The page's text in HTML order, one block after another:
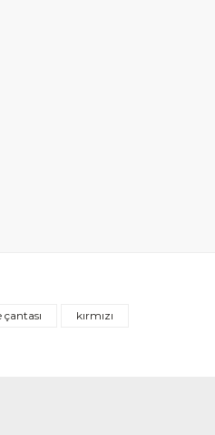
çantası
kırmızı